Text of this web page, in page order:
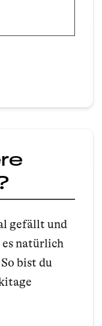
gefällt und
natürlich
bist du